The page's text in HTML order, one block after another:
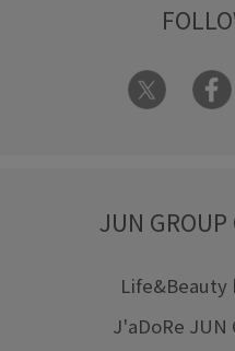
JUN GROUP
Life&Beauty
J'aDoRe JUN